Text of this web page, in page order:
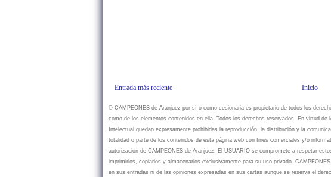
Entrada más reciente Inicio
© CAMPEONES de Aranjuez por sí o como cesionaria es propietario de todos los
como de los elementos contenidos en ella. Todos los derechos reservados. En virtud
Intelectual quedan expresamente prohibidas la reproducción, la distribución y la
totalidad o parte de los contenidos de esta página web con fines comerciales y/o
autorización de CAMPEONES de Aranjuez. El USUARIO se compromete a respetar
imprimirlos, copiarlos y almacenarlos exclusivamente para su uso privado.
en sus entradas ni de las opiniones expresadas en sus cartas aunque se reserva el